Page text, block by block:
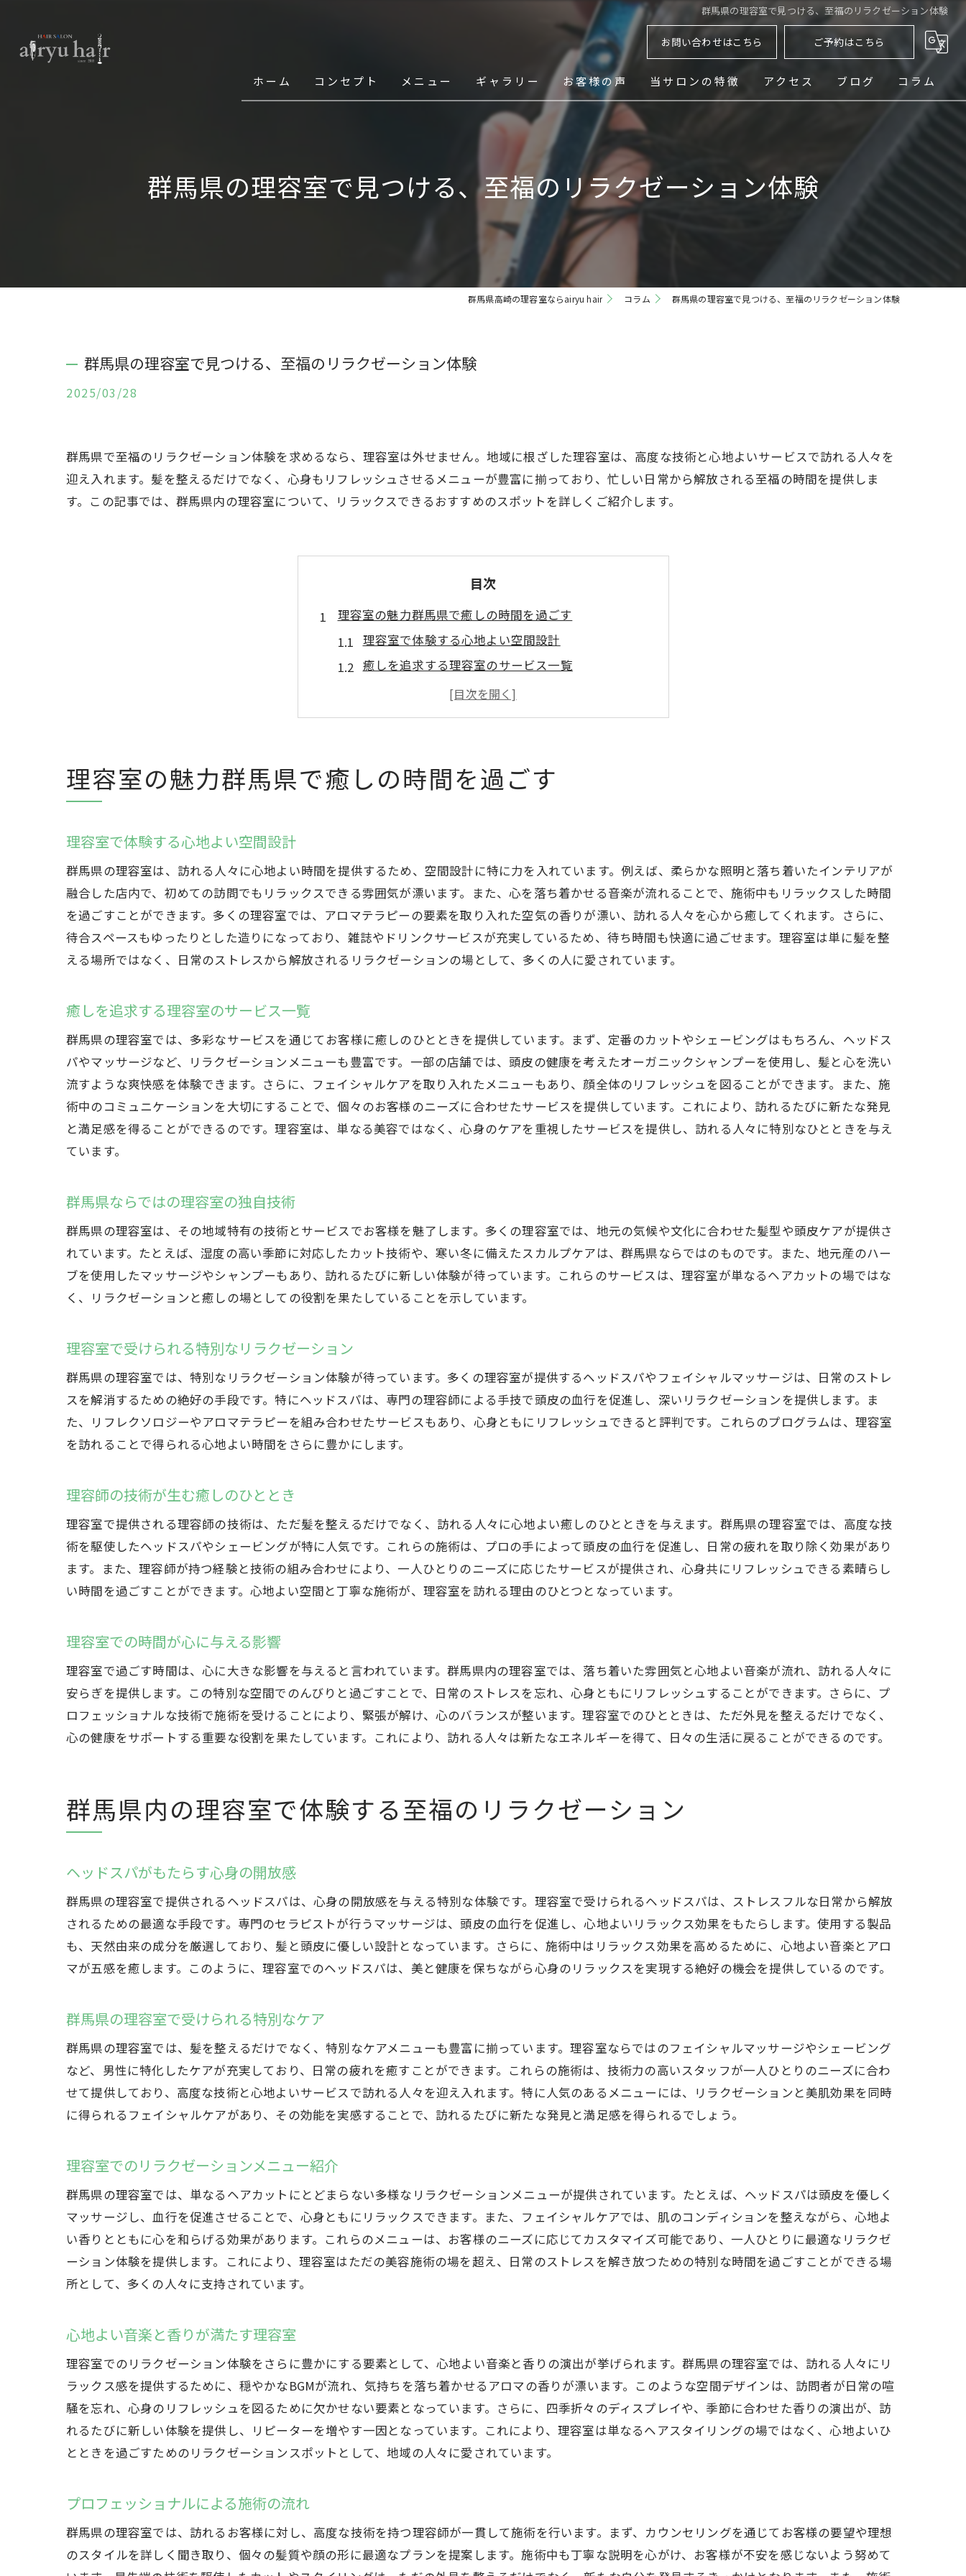
群馬県の理容室で見つける、至福のリラクゼーション体験
お問い合わせはこちら ご予約はこちら
ホーム コンセプト メニュー ギャラリー お客様の声 当サロンの特徴
メンズ
アクセス ブログ コラム
群馬県の理容室で見つける、至福のリラクゼーション体験
群馬県高崎の理容室ならairyu hair コラム 群馬県の理容室で見つける、至福のリラクゼーション体験
群馬県の理容室で見つける、至福のリラクゼーション体験
2025/03/28
群馬県で至福のリラクゼーション体験を求めるなら、理容室は外せません。地域に根ざした理容室は、高度な技術と心地よいサービスで訪れる人々を
迎え入れます。髪を整えるだけでなく、心身もリフレッシュさせるメニューが豊富に揃っており、忙しい日常から解放される至福の時間を提供しま
す。この記事では、群馬県内の理容室について、リラックスできるおすすめのスポットを詳しくご紹介します。
目次
理容室の魅力群馬県で癒しの時間を過ごす
理容室で体験する心地よい空間設計
癒しを追求する理容室のサービス一覧
群馬県ならではの理容室の独自技術
理容室で受けられる特別なリラクゼーション
理容室での時間が心に与える影響
群馬県内の理容室で体験する至福のリラクゼーション
理容室でのリラクゼーションメニュー紹介
心地よい音楽と香りが満たす理容室
プロフェッショナルによる施術の流れ
美と健康を保つための理容室活用法
理容室の選び方群馬県で極上のサービスを受ける
訪れる価値のある理容室の見極め方
群馬県で評判の理容室を探す方法
理容室のサービス内容比較
予約前に確認するべき理容室の情報
美と健康を実現する理容室の役割
理容室で体験する新感覚の癒し
日常から解放されるための理容室利用法
人気の理容室で味わう極上の時間
理容室訪問で得られるリラクゼーション効果
群馬県の理容室で人気の施術紹介
地域密着の理容室が提供するサービス
理容室のインテリアがもたらす効果
癒しを追求する理容室の環境
理容室での時間がもたらす心の平穏
群馬県の理容室で体感する贅沢感
理容室の最新トレンド群馬県でのリラクゼーション体験
理容室の新サービスで味わう癒し
群馬県の理容室トレンドを探る
新しい体験ができる理容室の施術
理容室の最新技術とその効果
リラクゼーションを追求する理容室の進化
訪れるだけで心が和む理容室
理容室で受ける心温まるサービス
特別な時間を過ごすための理容室選び
理容室で心身ともにリフレッシュする方法
理容室の魅力群馬県で癒しの時間を過ごす
理容室で体験する心地よい空間設計
群馬県の理容室は、訪れる人々に心地よい時間を提供するため、空間設計に特に力を入れています。例えば、柔らかな照明と落ち着いたインテリアが
融合した店内で、初めての訪問でもリラックスできる雰囲気が漂います。また、心を落ち着かせる音楽が流れることで、施術中もリラックスした時間
を過ごすことができます。多くの理容室では、アロマテラピーの要素を取り入れた空気の香りが漂い、訪れる人々を心から癒してくれます。さらに、
待合スペースもゆったりとした造りになっており、雑誌やドリンクサービスが充実しているため、待ち時間も快適に過ごせます。理容室は単に髪を整
える場所ではなく、日常のストレスから解放されるリラクゼーションの場として、多くの人に愛されています。
癒しを追求する理容室のサービス一覧
群馬県の理容室では、多彩なサービスを通じてお客様に癒しのひとときを提供しています。まず、定番のカットやシェービングはもちろん、ヘッドス
パやマッサージなど、リラクゼーションメニューも豊富です。一部の店舗では、頭皮の健康を考えたオーガニックシャンプーを使用し、髪と心を洗い
流すような爽快感を体験できます。さらに、フェイシャルケアを取り入れたメニューもあり、顔全体のリフレッシュを図ることができます。また、施
術中のコミュニケーションを大切にすることで、個々のお客様のニーズに合わせたサービスを提供しています。これにより、訪れるたびに新たな発見
と満足感を得ることができるのです。理容室は、単なる美容ではなく、心身のケアを重視したサービスを提供し、訪れる人々に特別なひとときを与え
ています。
群馬県ならではの理容室の独自技術
群馬県の理容室は、その地域特有の技術とサービスでお客様を魅了します。多くの理容室では、地元の気候や文化に合わせた髪型や頭皮ケアが提供さ
れています。たとえば、湿度の高い季節に対応したカット技術や、寒い冬に備えたスカルプケアは、群馬県ならではのものです。また、地元産のハー
ブを使用したマッサージやシャンプーもあり、訪れるたびに新しい体験が待っています。これらのサービスは、理容室が単なるヘアカットの場ではな
く、リラクゼーションと癒しの場としての役割を果たしていることを示しています。
理容室で受けられる特別なリラクゼーション
群馬県の理容室では、特別なリラクゼーション体験が待っています。多くの理容室が提供するヘッドスパやフェイシャルマッサージは、日常のストレ
スを解消するための絶好の手段です。特にヘッドスパは、専門の理容師による手技で頭皮の血行を促進し、深いリラクゼーションを提供します。ま
た、リフレクソロジーやアロマテラピーを組み合わせたサービスもあり、心身ともにリフレッシュできると評判です。これらのプログラムは、理容室
を訪れることで得られる心地よい時間をさらに豊かにします。
理容師の技術が生む癒しのひととき
理容室で提供される理容師の技術は、ただ髪を整えるだけでなく、訪れる人々に心地よい癒しのひとときを与えます。群馬県の理容室では、高度な技
術を駆使したヘッドスパやシェービングが特に人気です。これらの施術は、プロの手によって頭皮の血行を促進し、日常の疲れを取り除く効果があり
ます。また、理容師が持つ経験と技術の組み合わせにより、一人ひとりのニーズに応じたサービスが提供され、心身共にリフレッシュできる素晴らし
い時間を過ごすことができます。心地よい空間と丁寧な施術が、理容室を訪れる理由のひとつとなっています。
理容室での時間が心に与える影響
理容室で過ごす時間は、心に大きな影響を与えると言われています。群馬県内の理容室では、落ち着いた雰囲気と心地よい音楽が流れ、訪れる人々に
安らぎを提供します。この特別な空間でのんびりと過ごすことで、日常のストレスを忘れ、心身ともにリフレッシュすることができます。さらに、プ
ロフェッショナルな技術で施術を受けることにより、緊張が解け、心のバランスが整います。理容室でのひとときは、ただ外見を整えるだけでなく、
心の健康をサポートする重要な役割を果たしています。これにより、訪れる人々は新たなエネルギーを得て、日々の生活に戻ることができるのです。
群馬県内の理容室で体験する至福のリラクゼーション
ヘッドスパがもたらす心身の開放感
群馬県の理容室で提供されるヘッドスパは、心身の開放感を与える特別な体験です。理容室で受けられるヘッドスパは、ストレスフルな日常から解放
されるための最適な手段です。専門のセラピストが行うマッサージは、頭皮の血行を促進し、心地よいリラックス効果をもたらします。使用する製品
も、天然由来の成分を厳選しており、髪と頭皮に優しい設計となっています。さらに、施術中はリラックス効果を高めるために、心地よい音楽とアロ
マが五感を癒します。このように、理容室でのヘッドスパは、美と健康を保ちながら心身のリラックスを実現する絶好の機会を提供しているのです。
群馬県の理容室で受けられる特別なケア
群馬県の理容室では、髪を整えるだけでなく、特別なケアメニューも豊富に揃っています。理容室ならではのフェイシャルマッサージやシェービング
など、男性に特化したケアが充実しており、日常の疲れを癒すことができます。これらの施術は、技術力の高いスタッフが一人ひとりのニーズに合わ
せて提供しており、高度な技術と心地よいサービスで訪れる人々を迎え入れます。特に人気のあるメニューには、リラクゼーションと美肌効果を同時
に得られるフェイシャルケアがあり、その効能を実感することで、訪れるたびに新たな発見と満足感を得られるでしょう。
理容室でのリラクゼーションメニュー紹介
群馬県の理容室では、単なるヘアカットにとどまらない多様なリラクゼーションメニューが提供されています。たとえば、ヘッドスパは頭皮を優しく
マッサージし、血行を促進させることで、心身ともにリラックスできます。また、フェイシャルケアでは、肌のコンディションを整えながら、心地よ
い香りとともに心を和らげる効果があります。これらのメニューは、お客様のニーズに応じてカスタマイズ可能であり、一人ひとりに最適なリラクゼ
ーション体験を提供します。これにより、理容室はただの美容施術の場を超え、日常のストレスを解き放つための特別な時間を過ごすことができる場
所として、多くの人々に支持されています。
心地よい音楽と香りが満たす理容室
理容室でのリラクゼーション体験をさらに豊かにする要素として、心地よい音楽と香りの演出が挙げられます。群馬県の理容室では、訪れる人々にリ
ラックス感を提供するために、穏やかなBGMが流れ、気持ちを落ち着かせるアロマの香りが漂います。このような空間デザインは、訪問者が日常の喧
騒を忘れ、心身のリフレッシュを図るために欠かせない要素となっています。さらに、四季折々のディスプレイや、季節に合わせた香りの演出が、訪
れるたびに新しい体験を提供し、リピーターを増やす一因となっています。これにより、理容室は単なるヘアスタイリングの場ではなく、心地よいひ
とときを過ごすためのリラクゼーションスポットとして、地域の人々に愛されています。
プロフェッショナルによる施術の流れ
群馬県の理容室では、訪れるお客様に対し、高度な技術を持つ理容師が一貫して施術を行います。まず、カウンセリングを通じてお客様の要望や理想
のスタイルを詳しく聞き取り、個々の髪質や顔の形に最適なプランを提案します。施術中も丁寧な説明を心がけ、お客様が不安を感じないよう努めて